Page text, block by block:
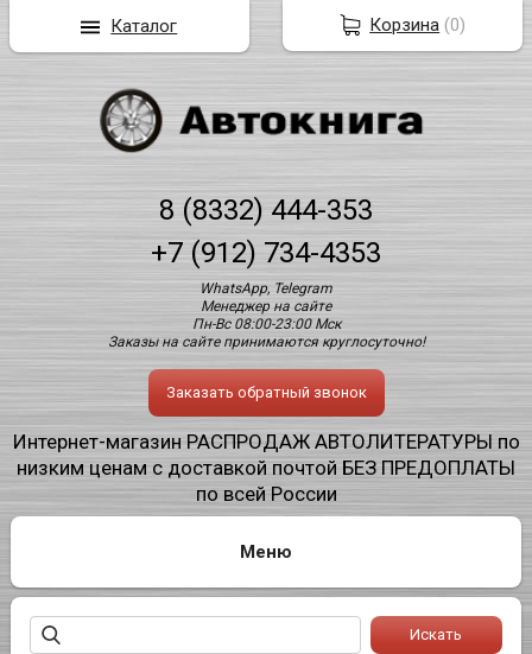
8 (8332) 444-353
+7 (912) 734-4353
WhatsApp, Telegram
Менеджер на сайте
Пн-Вс 08:00-23:00 Мск
Заказы на сайте принимаются круглосуточно!
Заказать обратный звонок
Интернет-магазин РАСПРОДАЖ АВТОЛИТЕРАТУРЫ по
низким ценам с доставкой почтой БЕЗ ПРЕДОПЛАТЫ
по всей России
Корзина (0)
Каталог